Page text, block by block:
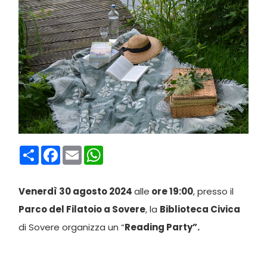
CondividiFacebook
Email
Venerdì 30 agosto 2024alle ore 19:00, presso il
Parco del Filatoio a Sovere, la Biblioteca Civica
di Sovere organizza un “Reading Party”.